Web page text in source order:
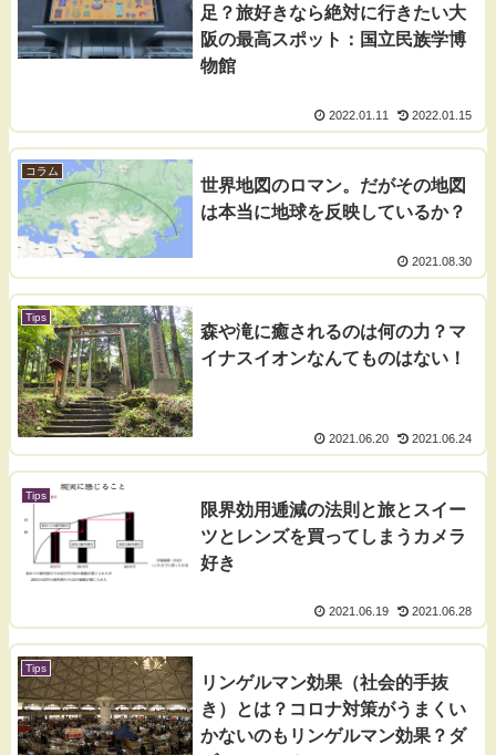
足？旅好きなら絶対に行きたい大
阪の最高スポット：国立民族学博
物館
2022.01.11 2022.01.15
コラム
世界地図のロマン。だがその地図
は本当に地球を反映しているか？
2021.08.30
Tips
森や滝に癒されるのは何の力？マ
イナスイオンなんてものはない！
2021.06.20 2021.06.24
Tips
限界効用逓減の法則と旅とスイー
ツとレンズを買ってしまうカメラ
好き
2021.06.19 2021.06.28
Tips
リンゲルマン効果（社会的手抜
き）とは？コロナ対策がうまくい
かないのもリンゲルマン効果？ダ